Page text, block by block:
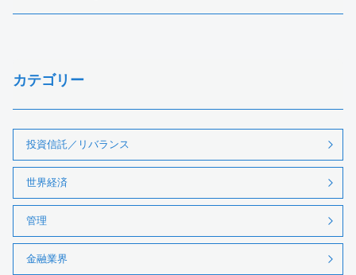
カテゴリー
投資信託／リバランス
世界経済
管理
金融業界